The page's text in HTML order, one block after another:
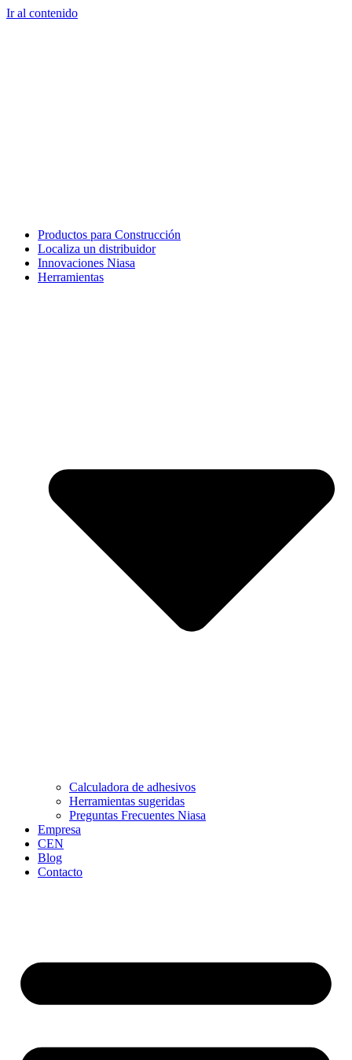
Ir al contenido
Productos para Construcción
Localiza un distribuidor
Innovaciones Niasa
Herramientas
Calculadora de adhesivos
Herramientas sugeridas
Preguntas Frecuentes Niasa
Empresa
CEN
Blog
Contacto